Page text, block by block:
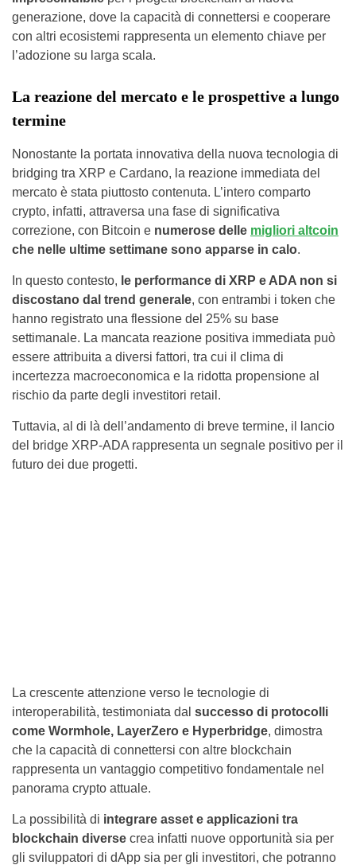
generazione, dove la capacità di connettersi e cooperare
con altri ecosistemi rappresenta un elemento chiave per
l’adozione su larga scala.
La reazione del mercato e le prospettive a lungo
termine
Nonostante la portata innovativa della nuova tecnologia di
bridging tra XRP e Cardano, la reazione immediata del
mercato è stata piuttosto contenuta. L’intero comparto
crypto, infatti, attraversa una fase di significativa
correzione, con Bitcoin e numerose delle migliori altcoin
che nelle ultime settimane sono apparse in calo.
In questo contesto, le performance di XRP e ADA non si
discostano dal trend generale, con entrambi i token che
hanno registrato una flessione del 25% su base
settimanale. La mancata reazione positiva immediata può
essere attribuita a diversi fattori, tra cui il clima di
incertezza macroeconomica e la ridotta propensione al
rischio da parte degli investitori retail.
Tuttavia, al di là dell’andamento di breve termine, il lancio
del bridge XRP-ADA rappresenta un segnale positivo per il
futuro dei due progetti.
La crescente attenzione verso le tecnologie di
interoperabilità, testimoniata dal successo di protocolli
come Wormhole, LayerZero e Hyperbridge, dimostra
che la capacità di connettersi con altre blockchain
rappresenta un vantaggio competitivo fondamentale nel
panorama crypto attuale.
La possibilità di integrare asset e applicazioni tra
blockchain diverse crea infatti nuove opportunità sia per
gli sviluppatori di dApp sia per gli investitori, che potranno